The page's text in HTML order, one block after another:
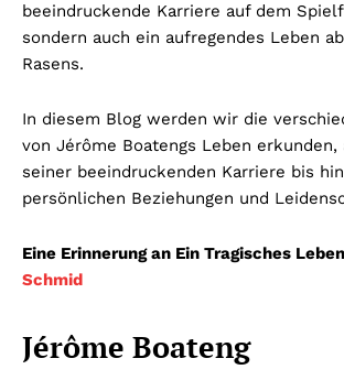
beeindruckende Karriere auf dem
sondern auch ein aufregendes Leben
Rasens.
In diesem Blog werden wir die
von Jérôme Boatengs Leben erkunden,
seiner beeindruckenden Karriere bis
persönlichen Beziehungen und
Eine Erinnerung an Ein Tragisches Leben
Schmid
Jérôme Boateng